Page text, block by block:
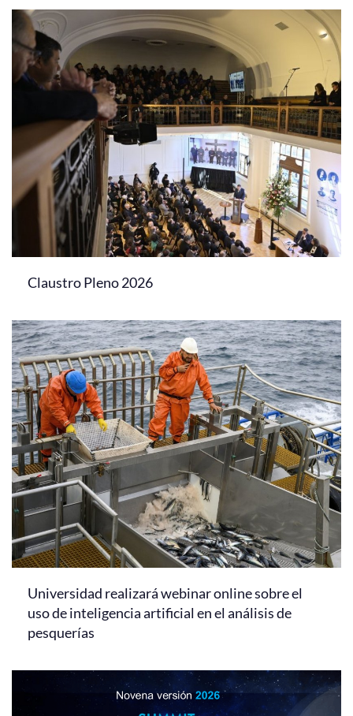
Claustro Pleno 2026
Universidad realizará webinar online sobre el
uso de inteligencia artificial en el análisis de
pesquerías